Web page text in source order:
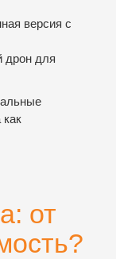
версия с
дрон для
от